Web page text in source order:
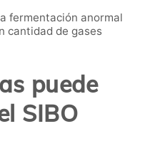
fermentación anormal
cantidad de gases
puede
SIBO